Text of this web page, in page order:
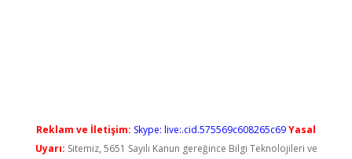
Reklam ve İletişim: Skype: live:.cid.575569c608265c69Yasal
Uyarı: Sitemiz, 5651 Sayılı Kanun gereğince Bilgi Teknolojileri ve